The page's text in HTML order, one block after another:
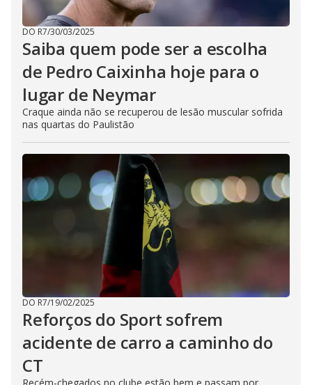
DO R7/30/03/2025
Saiba quem pode ser a escolha
de Pedro Caixinha hoje para o
lugar de Neymar
Craque ainda não se recuperou de lesão muscular sofrida
nas quartas do Paulistão
DO R7/19/02/2025
Reforços do Sport sofrem
acidente de carro a caminho do
CT